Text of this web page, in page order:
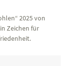
2025 von
Zeichen für